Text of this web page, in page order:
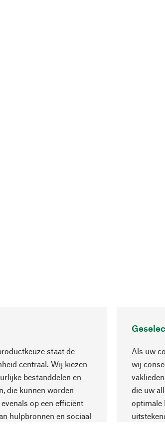
staat de
centraal. Wij kiezen
bestanddelen en
die kunnen worden
op een efficiënt
hulpbronnen en sociaal
Als uw
wij
die uw
optimale